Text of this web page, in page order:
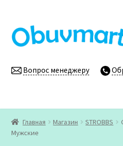
к
навигации
к
содержимому
Вопрос менеджеру
Obuvmart.pro | Детская обувь
Магазин
Главная Магазин STROBBS
Мужские